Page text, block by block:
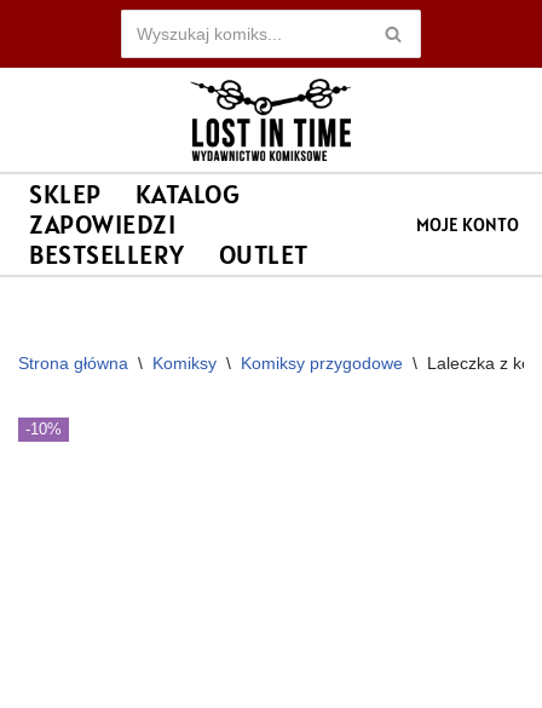
Przejdź
SKLEP
KATALOG
ZAPOWIEDZI
BESTSELLERY
OUTLET
MOJE KONTO
Strona główna \ Komiksy \ Komiksy przygodowe \ Laleczka z
-10%